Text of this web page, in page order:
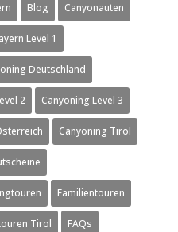
Blog Canyonauten
Level 1
Deutschland
2 Canyoning Level 3
Canyoning Tirol
Familientouren
Tirol FAQs